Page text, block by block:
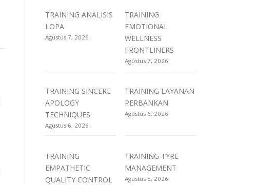
TRAINING ANALISIS
LOPA
Agustus 7, 2026
TRAINING
EMOTIONAL
WELLNESS
FRONTLINERS
Agustus 7, 2026
TRAINING SINCERE
APOLOGY
TECHNIQUES
Agustus 6, 2026
TRAINING LAYANAN
PERBANKAN
Agustus 6, 2026
TRAINING
EMPATHETIC
QUALITY CONTROL
TRAINING TYRE
MANAGEMENT
Agustus 5, 2026